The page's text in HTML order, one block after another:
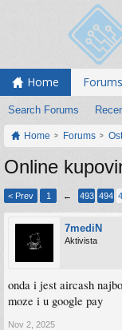
Home Forums
Search Forums
Home Forums
Online
< Prev 1 ← 493 494
7mediN
Aktivista
onda i jest aircash
moze i u google pay
Nov 2, 2025